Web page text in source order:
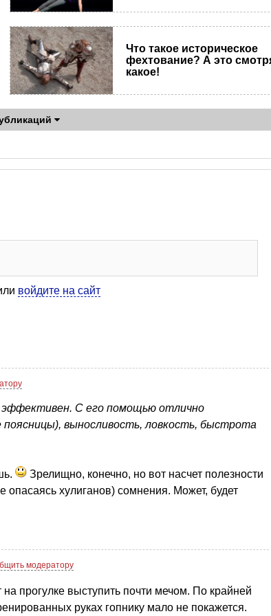
Что такое историческое
фехтование? А это
какое!
войдите на сайт
эффективен. С его помощью отлично
выносливость, ловкость, быстрота
Зрелищно, конечно, но вот насчет полезности
хулиганов) сомнения. Может, будет
модератору
прогулке выступить почти мечом. По крайней
руках гопнику мало не покажется.